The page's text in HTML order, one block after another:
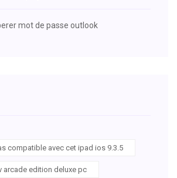
mot de passe outlook
compatible avec cet ipad ios 9.3.5
arcade edition deluxe pc